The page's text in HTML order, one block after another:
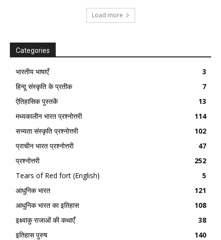
Load more
Categories
भारतीय भाषाएँ
3
हिन्दू संस्कृति के प्रतीक
7
ऐतिहासिक पुस्तकें
13
मध्यकालीन भारत प्रश्नोत्तरी
114
सभ्यता संस्कृति प्रश्नोत्तरी
102
प्राचीन भारत प्रश्नोत्तरी
47
प्रश्नोत्तरी
252
Tears of Red fort (English)
5
आधुनिक भारत
121
आधुनिक भारत का इतिहास
108
इक्ष्वाकु राजाओं की कथाएँ
38
इतिहास पुरुष
140